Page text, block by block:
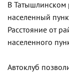
В Татышлинском
населенный
Расстояние от
населенного
Автоклуб